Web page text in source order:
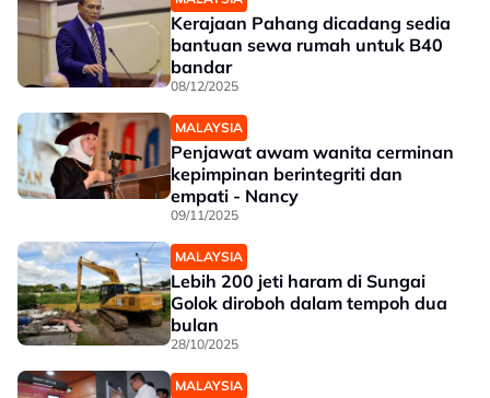
Kerajaan Pahang dicadang sedia
bantuan sewa rumah untuk B40
bandar
08/12/2025
MALAYSIA
Penjawat awam wanita cerminan
kepimpinan berintegriti dan
empati - Nancy
09/11/2025
MALAYSIA
Lebih 200 jeti haram di Sungai
Golok diroboh dalam tempoh dua
bulan
28/10/2025
MALAYSIA